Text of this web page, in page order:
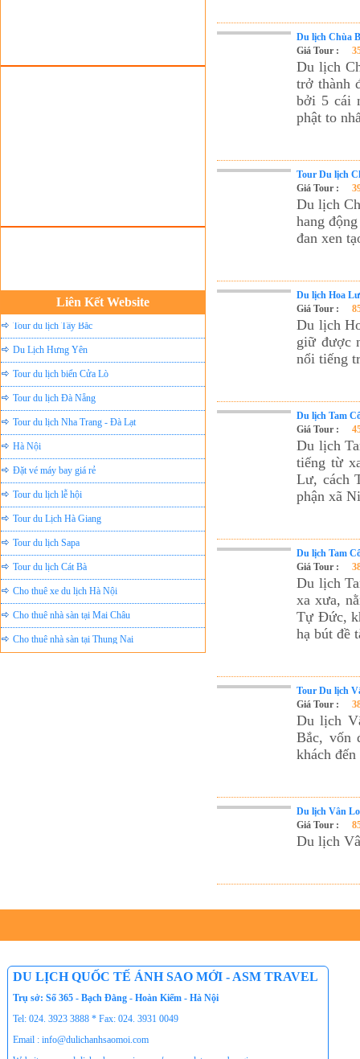
Liên Kết Website
Du lịch quốc tế Ánh Sao Mới
Tour du lịch Tây Bắc
Du Lịch Hưng Yên
Tour du lịch biển Cửa Lò
Tour du lịch Đà Nẵng
Tour du lịch Nha Trang - Đà Lạt
Hà Nội
Đặt vé máy bay giá rẻ
Tour du lịch lễ hội
Tour du Lịch Hà Giang
Tour du lịch Sapa
Tour du lịch Cát Bà
Cho thuê xe du lịch Hà Nội
Cho thuê nhà sàn tại Mai Châu
Cho thuê nhà sàn tại Thung Nai
Nhà sàn tại Đảo Dừa Thung Nai
Du lịch Chùa
Giá Tour :
Du lịch
trở thành
bởi 5 cái
phật to
Tour Du lịch
Giá Tour :
Du lịch
hang
đan xen
Du lịch Hoa
Giá Tour :
Du lịch
giữ được
nổi tiếng
Du lịch Tam
Giá Tour :
Du lịch
tiếng từ
Lư, cách
phận xã
Du lịch Tam
Giá Tour :
Du lịch
xa xưa,
Tự Đức,
hạ bút đề
Tour Du lịch
Giá Tour :
Du lịch
Bắc, vốn
khách
Du lịch Vân
Giá Tour :
Du lịch
DU LỊCH QUỐC TẾ ÁNH SAO MỚI - ASM TRAVEL
Trụ sở: Số 365 - Bạch Đằng - Hoàn Kiếm - Hà Nội
Tel: 024. 3923 3888 * Fax: 024. 3931 0049
Email : info@dulichanhsaomoi.com